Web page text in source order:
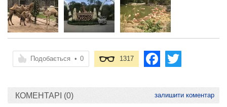
Подобається • 0 1317
КОМЕНТАРІ (0) залишити коментар